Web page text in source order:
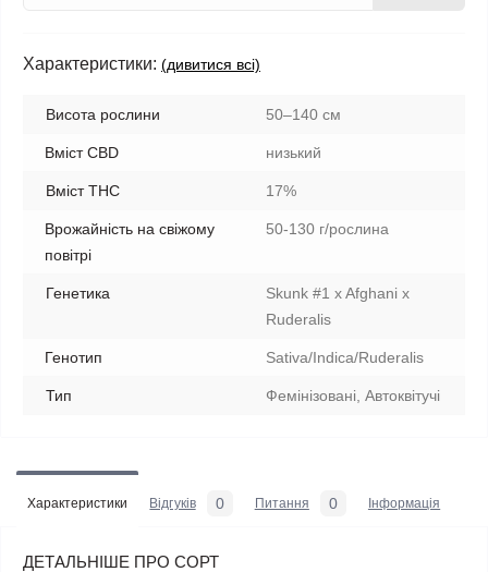
Характеристики: (дивитися всі)
Висота рослини 50–140 см
Вміст CBD низький
Вміст THC 17%
Врожайність на свіжому
повітрі
50-130 г/рослина
Генетика
Skunk #1 x Afghani x
Ruderalis
Генотип Sativa/Indica/Ruderalis
Тип Фемінізовані, Автоквітучі
Характеристики Відгуків 0 Питання 0 Iнформація
ДЕТАЛЬНІШЕ ПРО СОРТ